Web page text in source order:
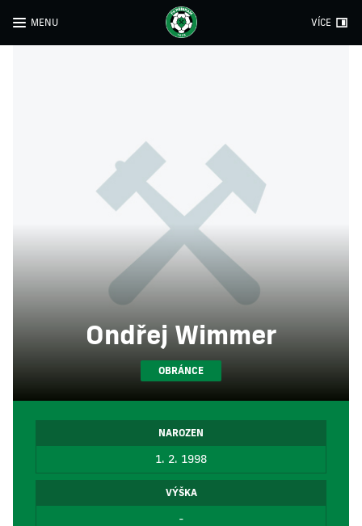
MENU VÍCE
Ondřej Wimmer
OBRÁNCE
NAROZEN
1. 2. 1998
VÝŠKA
-